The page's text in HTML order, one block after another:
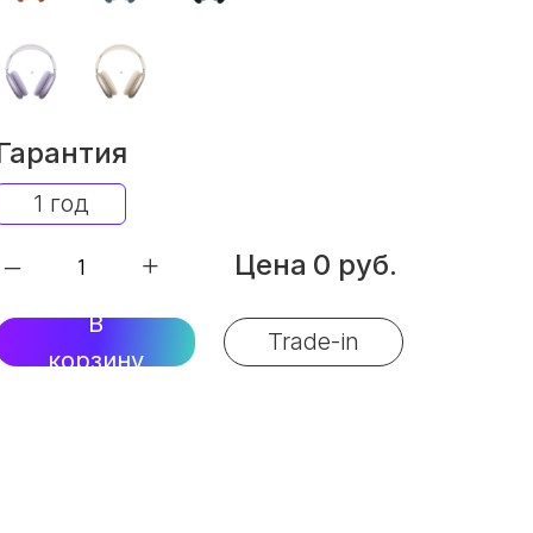
1 год
Цена
Trade-in
В
корзину
0 руб.
– +